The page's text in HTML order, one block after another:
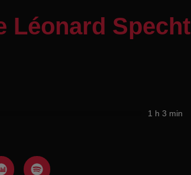
Léonard Specht
1 h 3 min